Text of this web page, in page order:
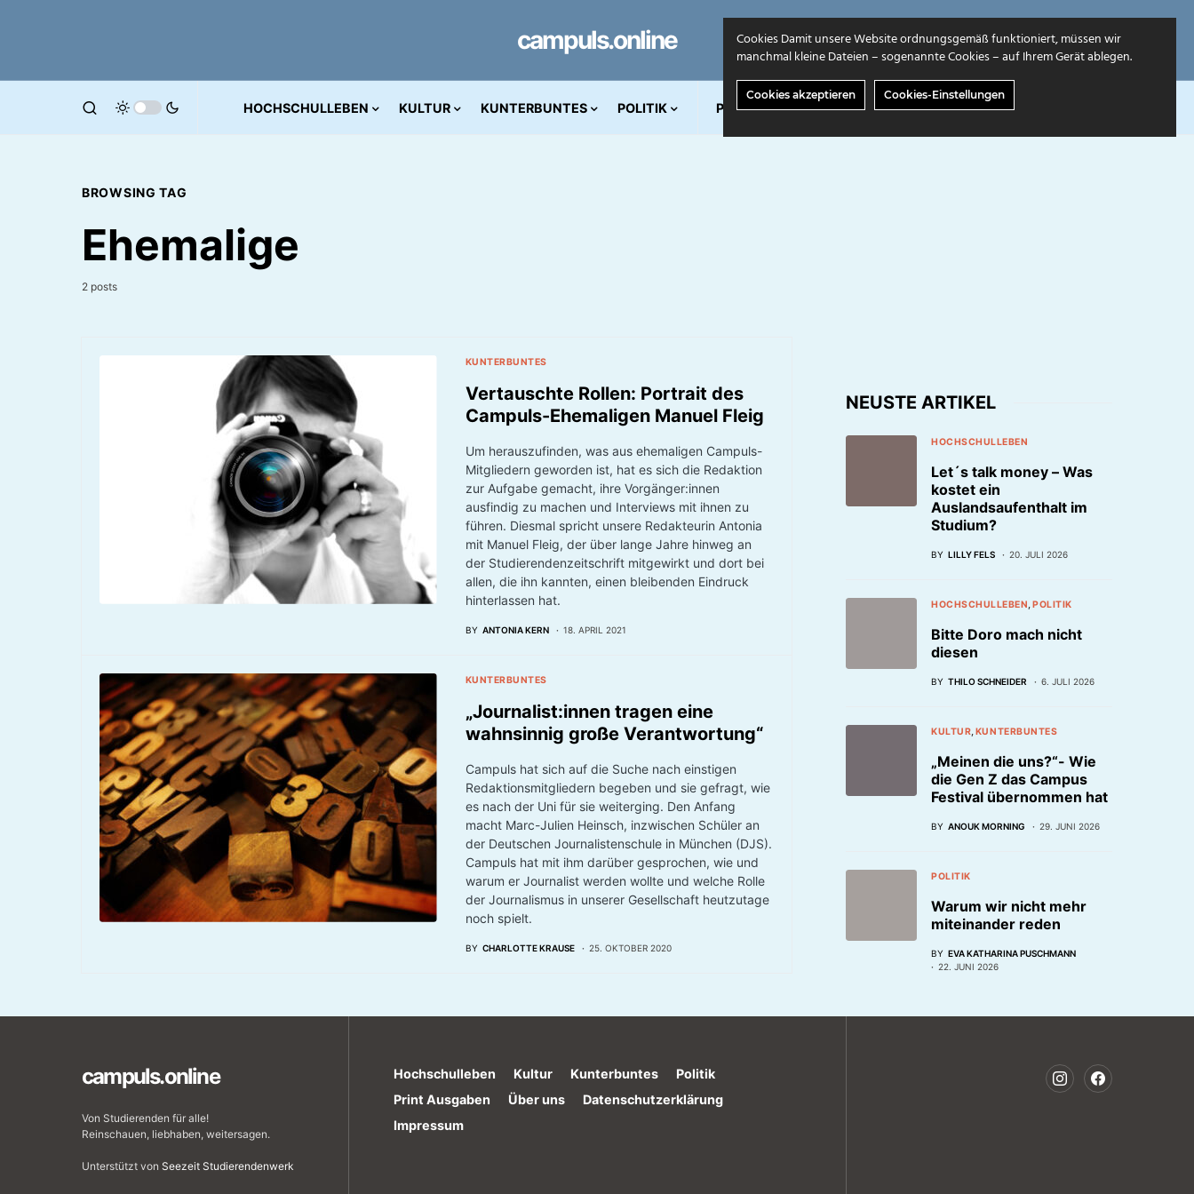
campuls.online
HOCHSCHULLEBEN KULTUR KUNTERBUNTES POLITIK PRINT AUSGABEN ÜBER UNS
BROWSING TAG
Ehemalige
2 posts
KUNTERBUNTES
Vertauschte Rollen: Portrait des
Campuls-Ehemaligen Manuel Fleig
Um herauszufinden, was aus ehemaligen Campuls-
Mitgliedern geworden ist, hat es sich die Redaktion
zur Aufgabe gemacht, ihre Vorgänger:innen
ausfindig zu machen und Interviews mit ihnen zu
führen. Diesmal spricht unsere Redakteurin Antonia
mit Manuel Fleig, der über lange Jahre hinweg an
der Studierendenzeitschrift mitgewirkt und dort bei
allen, die ihn kannten, einen bleibenden Eindruck
hinterlassen hat.
BY ANTONIA KERN 18. APRIL 2021
KUNTERBUNTES
„Journalist:innen tragen eine
wahnsinnig große Verantwortung“
Campuls hat sich auf die Suche nach einstigen
Redaktionsmitgliedern begeben und sie gefragt, wie
es nach der Uni für sie weiterging. Den Anfang
macht Marc-Julien Heinsch, inzwischen Schüler an
der Deutschen Journalistenschule in München (DJS).
Campuls hat mit ihm darüber gesprochen, wie und
warum er Journalist werden wollte und welche Rolle
der Journalismus in unserer Gesellschaft heutzutage
noch spielt.
BY CHARLOTTE KRAUSE 25. OKTOBER 2020
NEUSTE ARTIKEL
HOCHSCHULLEBEN
Let´s talk money – Was
kostet ein
Auslandsaufenthalt im
Studium?
BY LILLY FELS 20. JULI 2026
HOCHSCHULLEBEN POLITIK
Bitte Doro mach nicht
diesen
BY THILO SCHNEIDER 6. JULI 2026
KULTUR KUNTERBUNTES
„Meinen die uns?“- Wie
die Gen Z das Campus
Festival übernommen hat
BY ANOUK MORNING 29. JUNI 2026
POLITIK
Warum wir nicht mehr
miteinander reden
BY EVA KATHARINA PUSCHMANN
22. JUNI 2026
campuls.online
Von Studierenden für alle!
Reinschauen, liebhaben, weitersagen.
Unterstützt von Seezeit Studierendenwerk
Hochschulleben Kultur Kunterbuntes
Politik
Print Ausgaben
Über uns
Datenschutzerklärung
Impressum
Cookies Damit unsere Website ordnungsgemäß funktioniert, müssen wir
manchmal kleine Dateien – sogenannte Cookies – auf Ihrem Gerät ablegen.
Cookies akzeptieren Cookies-Einstellungen